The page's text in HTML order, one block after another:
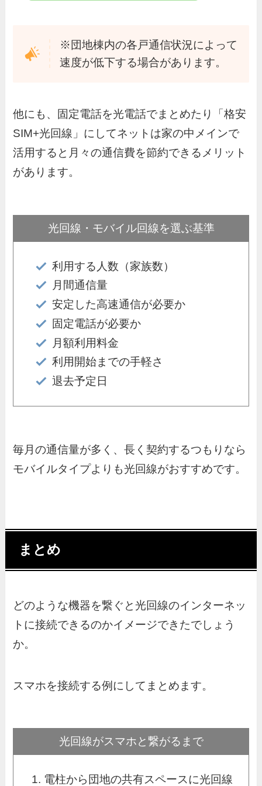
※団地棟内の各戸通信状況によって
速度が低下する場合があります。
他にも、固定電話を光電話でまとめたり「格安
SIM+光回線」にしてネットは家の中メインで
活用すると月々の通信費を節約できるメリット
があります。
光回線・モバイル回線を選ぶ基準
利用する人数（家族数）
月間通信量
安定した高速通信が必要か
固定電話が必要か
月額利用料金
利用開始までの手軽さ
退去予定日
毎月の通信量が多く、長く契約するつもりなら
モバイルタイプよりも光回線がおすすめです。
まとめ
どのような機器を繋ぐと光回線のインターネッ
トに接続できるのかイメージできたでしょう
か。
スマホを接続する例にしてまとめます。
光回線がスマホと繋がるまで
電柱から団地の共有スペースに光回線